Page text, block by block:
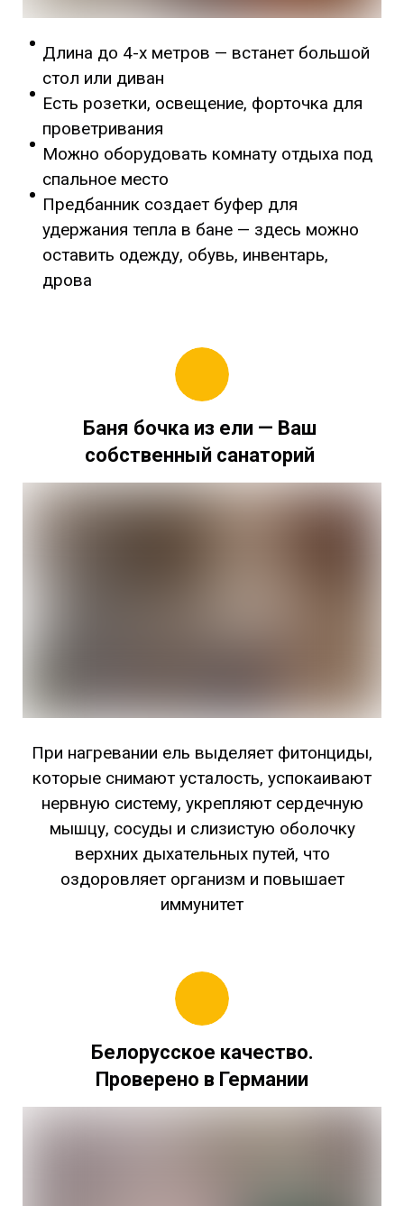
Длина до 4-х метров — встанет большой
стол или диван
Есть розетки, освещение, форточка для
проветривания
Можно оборудовать комнату отдыха под
спальное место
Предбанник создает буфер для
удержания тепла в бане — здесь можно
оставить одежду, обувь, инвентарь,
дрова
Баня бочка из ели — Ваш
собственный санаторий
При нагревании ель выделяет фитонциды,
которые снимают усталость, успокаивают
нервную систему, укрепляют сердечную
мышцу, сосуды и слизистую оболочку
верхних дыхательных путей, что
оздоровляет организм и повышает
иммунитет
Белорусское качество.
Проверено в Германии